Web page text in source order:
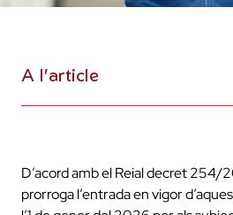
D’acord amb el Reial decret 254/
prorroga l’entrada en vigor
A l'article